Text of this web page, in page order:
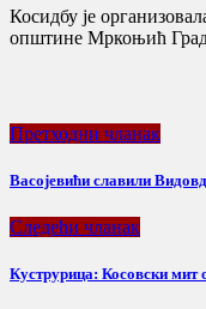
Косидбу је
општине Мркоњић
Претходни чланак
Васојевићи славили
Следећи чланак
Куструрица: Косовски мит